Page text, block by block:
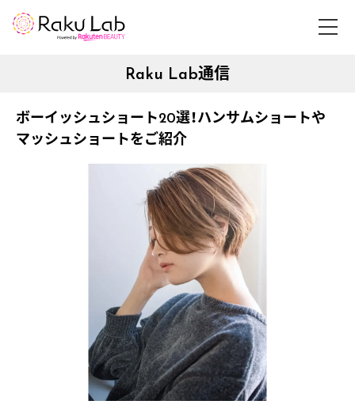
Raku Lab通信
ボーイッシュショート20選！ハンサムショートや
マッシュショートをご紹介